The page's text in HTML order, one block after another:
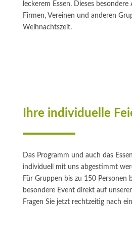
leckerem Essen. Dieses
Firmen, Vereinen und anderen
Weihnachtszeit.
Ihre individuelle
Das Programm und auch das
individuell mit uns abgestimmt
Für Gruppen bis zu 150 Personen
besondere Event direkt auf
Fragen Sie jetzt rechtzeitig nach